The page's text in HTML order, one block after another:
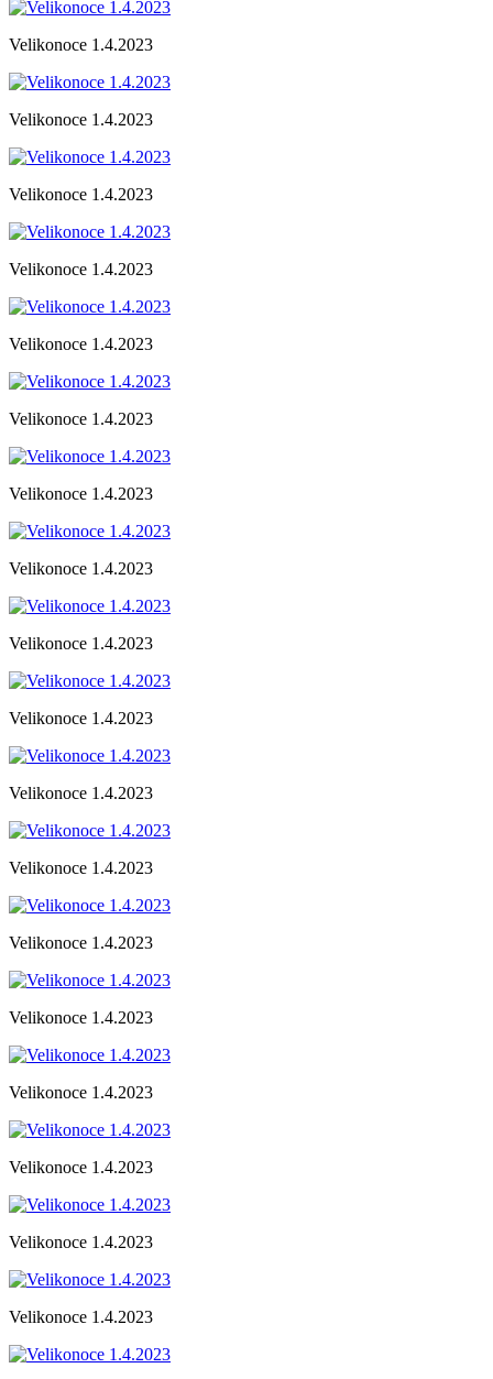
Velikonoce 1.4.2023
Velikonoce 1.4.2023
Velikonoce 1.4.2023
Velikonoce 1.4.2023
Velikonoce 1.4.2023
Velikonoce 1.4.2023
Velikonoce 1.4.2023
Velikonoce 1.4.2023
Velikonoce 1.4.2023
Velikonoce 1.4.2023
Velikonoce 1.4.2023
Velikonoce 1.4.2023
Velikonoce 1.4.2023
Velikonoce 1.4.2023
Velikonoce 1.4.2023
Velikonoce 1.4.2023
Velikonoce 1.4.2023
Velikonoce 1.4.2023